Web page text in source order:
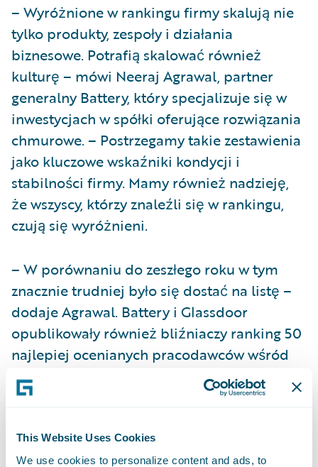
This Website Uses Cookies
We use cookies to personalize content and ads, to
– Wyróżnione w rankingu firmy skalują nie
tylko produkty, zespoły i działania
biznesowe. Potrafią skalować również
kulturę – mówi Neeraj Agrawal, partner
generalny Battery, który specjalizuje się w
inwestycjach w spółki oferujące rozwiązania
chmurowe. – Postrzegamy takie zestawienia
jako kluczowe wskaźniki kondycji i
stabilności firmy. Mamy również nadzieję,
że wszyscy, którzy znaleźli się w rankingu,
czują się wyróżnieni.
– W porównaniu do zeszłego roku w tym
znacznie trudniej było się dostać na listę –
dodaje Agrawal. Battery i Glassdoor
opublikowały również bliźniaczy ranking 50
najlepiej ocenianych pracodawców wśród
firm prywatnych** oferujących rozwiązania
w chmurze.
– Zespół Guidewire czuje się zaszczycony, że
znalazł się wśród tak znamienitych firm